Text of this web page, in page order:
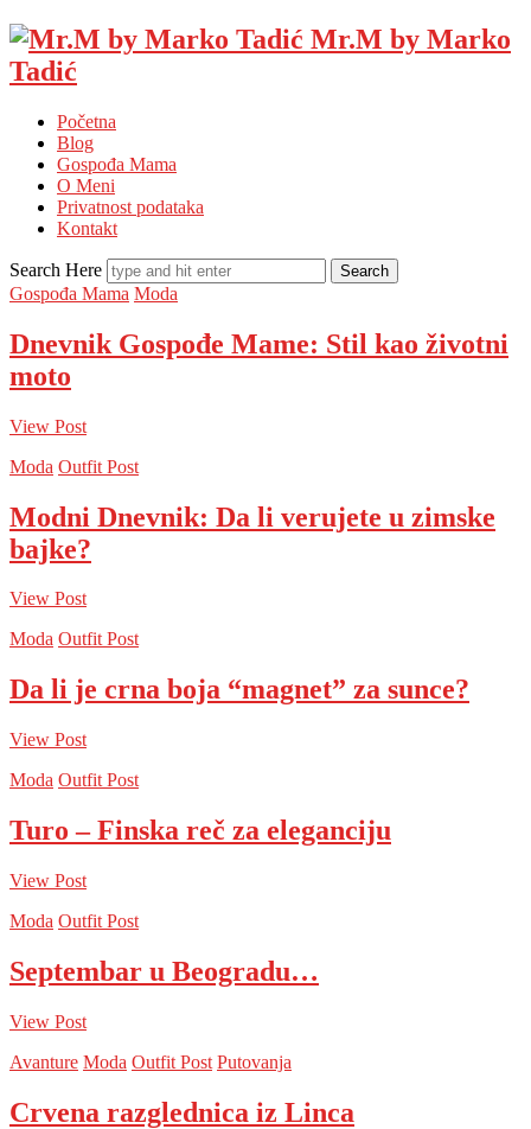
Mr.M by Marko
Tadić
Početna
Blog
Gospođa Mama
O Meni
Privatnost podataka
Kontakt
Search Here
Gospođa Mama Moda
Dnevnik Gospođe Mame: Stil kao životni
moto
View Post
Moda Outfit Post
Modni Dnevnik: Da li verujete u zimske
bajke?
View Post
Moda Outfit Post
Da li je crna boja “magnet” za sunce?
View Post
Moda Outfit Post
Turo – Finska reč za eleganciju
View Post
Moda Outfit Post
Septembar u Beogradu…
View Post
Avanture Moda Outfit Post Putovanja
Crvena razglednica iz Linca